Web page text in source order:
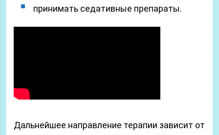
принимать седативные препараты.
Дальнейшее направление терапии зависит от